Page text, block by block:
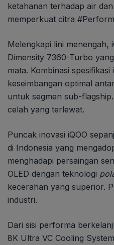
ketahanan terhadap air
memperkuat citra
Melengkapi lini menengah,
Dimensity 7360-Turbo
mata. Kombinasi
keseimbangan optimal
untuk segmen sub-
celah yang terlewat.
Puncak inovasi iQOO
di Indonesia yang
menghadapi persaingan
OLED dengan teknologi
kecerahan yang superior.
industri.
Dari sisi performa
8K Ultra VC Cooling